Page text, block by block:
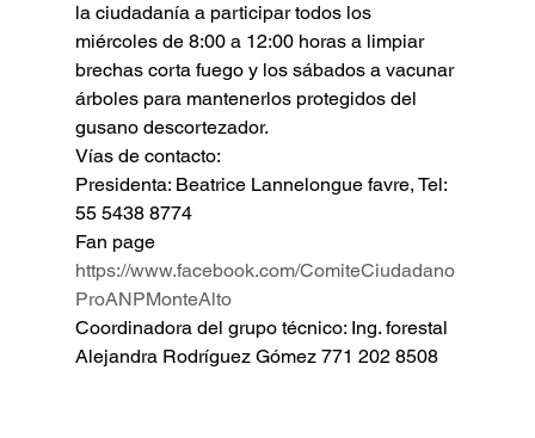
la ciudadanía a participar todos los
miércoles de 8:00 a 12:00 horas a limpiar
brechas corta fuego y los sábados a vacunar
árboles para mantenerlos protegidos del
gusano descortezador.
Vías de contacto:
Presidenta: Beatrice Lannelongue favre, Tel:
55 5438 8774
Fan page
https://www.facebook.com/ComiteCiudadano
ProANPMonteAlto
Coordinadora del grupo técnico: Ing. forestal
Alejandra Rodríguez Gómez 771 202 8508